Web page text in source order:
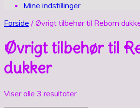
Mine indstillinger
Forside / Øvrigt tilbehør til Reborn
Øvrigt tilbehør til
dukker
Viser alle 3 resultater